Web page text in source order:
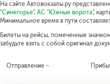
На сайте Автовокзалы.ру
"Синегорье", АС "Южные ворота",
Минимальное время в пути
Билеты на рейсы, помеченные
забудьте взять с собой оригинал
Отправление